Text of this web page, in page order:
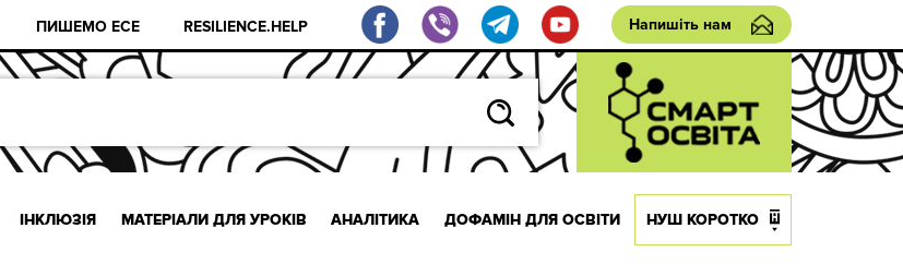
ПИШЕМО ЕСЕ RESILIENCE.HELP Напишіть нам
ІНКЛЮЗІЯ МАТЕРІАЛИ ДЛЯ УРОКІВ АНАЛІТИКА ДОФАМІН ДЛЯ ОСВІТИ НУШ КОРОТКО